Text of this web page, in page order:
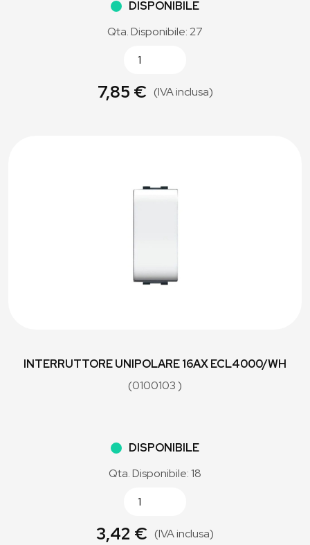
DISPONIBILE
Qta. Disponibile: 27
7,85 € (IVA inclusa)
INTERRUTTORE UNIPOLARE 16AX ECL4000/WH
(0100103 )
DISPONIBILE
Qta. Disponibile: 18
3,42 € (IVA inclusa)